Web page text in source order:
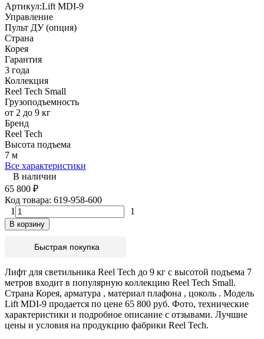
Артикул:Lift MDI-9
Управление
Пульт ДУ (опция)
Страна
Корея
Гарантия
3 года
Коллекция
Reel Tech Small
Грузоподъемность
от 2 до 9 кг
Бренд
Reel Tech
Высота подъема
7 м
Все характеристики
В наличии
65 800 ₽
Код товара: 619-958-600
1
1
В корзину
Быстрая покупка
Лифт для светильника Reel Tech до 9 кг с высотой подъема 7
метров входит в популярную коллекцию Reel Tech Small.
Страна Корея, арматура , материал плафона , цоколь . Модель
Lift MDI-9 продается по цене 65 800 руб. Фото, технические
характеристики и подробное описание с отзывами. Лучшие
цены и условия на продукцию фабрики Reel Tech.